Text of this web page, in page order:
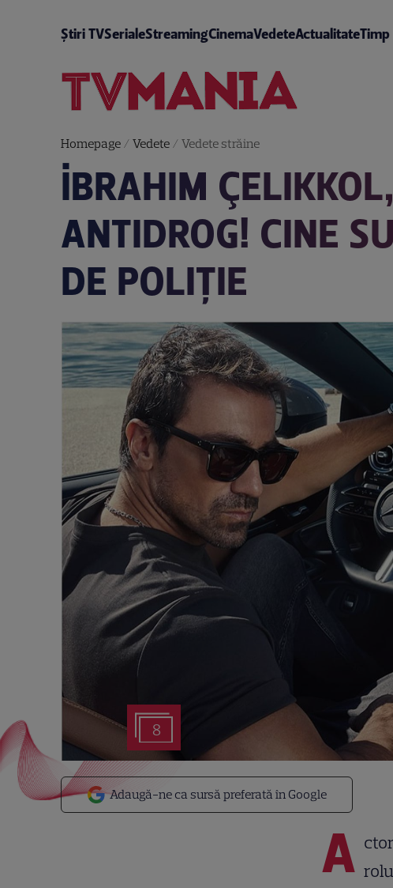
Știri TVSerialeStreamingCinemaVedeteActualitate
Homepage/ Vedete/ Vedete străine
İBRAHIM
ANTIDROG! CINE
DE POLIȚIE
8
Adaugă-ne ca sursă preferată în Google
A